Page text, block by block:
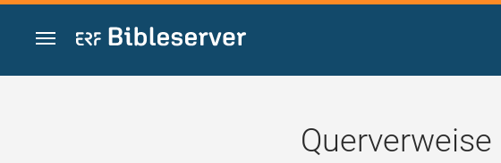
Zum Inhalt springen
Querverweise